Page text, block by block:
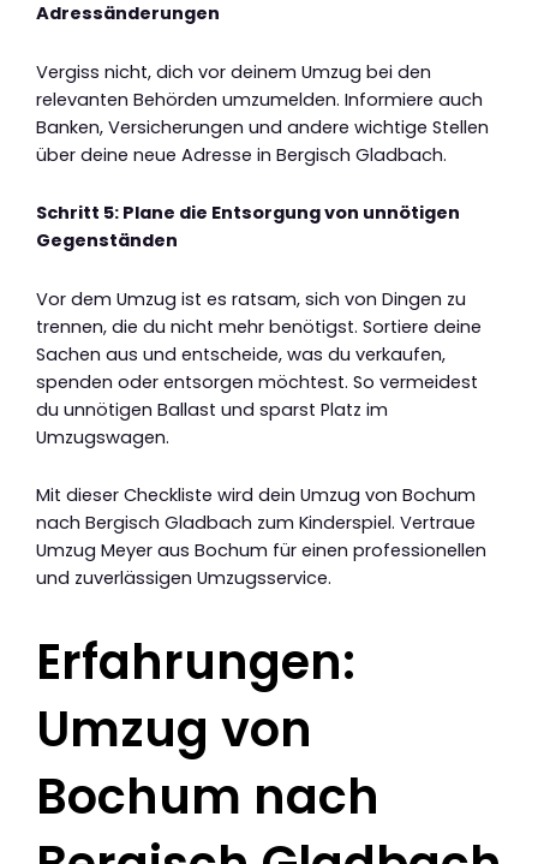
Adressänderungen
Vergiss nicht, dich vor deinem Umzug bei den
relevanten Behörden umzumelden. Informiere auch
Banken, Versicherungen und andere wichtige Stellen
über deine neue Adresse in Bergisch Gladbach.
Schritt 5: Plane die Entsorgung von unnötigen
Gegenständen
Vor dem Umzug ist es ratsam, sich von Dingen zu
trennen, die du nicht mehr benötigst. Sortiere deine
Sachen aus und entscheide, was du verkaufen,
spenden oder entsorgen möchtest. So vermeidest
du unnötigen Ballast und sparst Platz im
Umzugswagen.
Mit dieser Checkliste wird dein Umzug von Bochum
nach Bergisch Gladbach zum Kinderspiel. Vertraue
Umzug Meyer aus Bochum für einen professionellen
und zuverlässigen Umzugsservice.
Erfahrungen:
Umzug von
Bochum nach